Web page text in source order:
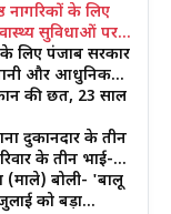
के लिए
सुविधाओं पर
लिए पंजाब सरकार
और आधुनिक
की छत, 23 साल
दुकानदार के तीन
के तीन भाई-
(माले) बोली- 'बालू
को बड़ा